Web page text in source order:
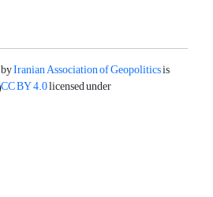
byIranian Association of Geopoliticsis
licensed under
CC BY 4.0